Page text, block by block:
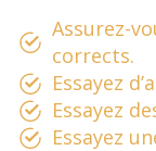
Assurez-
corrects.
Essayez
Essayez
Essayez